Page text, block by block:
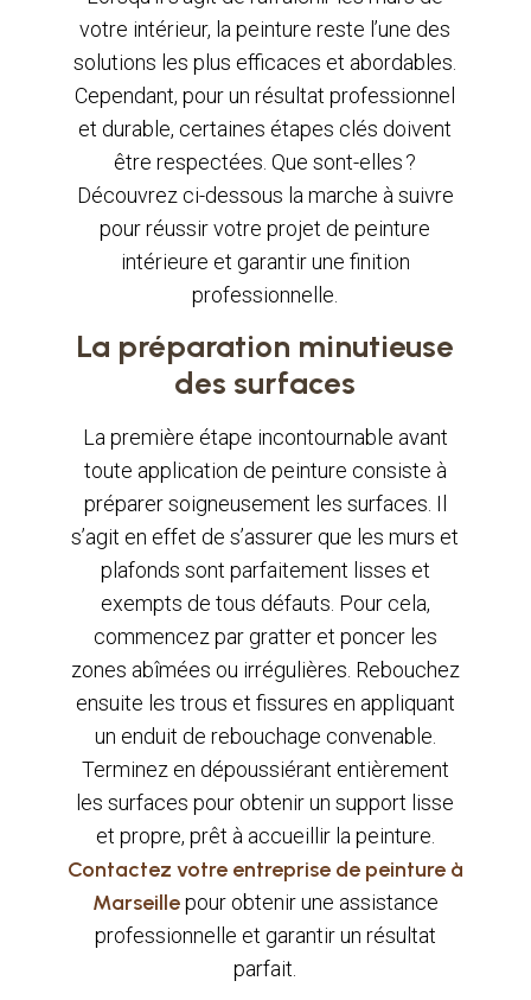
votre intérieur, la peinture reste l’une des
solutions les plus efficaces et abordables.
Cependant, pour un résultat professionnel
et durable, certaines étapes clés doivent
être respectées. Que sont-elles ?
Découvrez ci-dessous la marche à suivre
pour réussir votre projet de peinture
intérieure et garantir une finition
professionnelle.
La préparation minutieuse
des surfaces
La première étape incontournable avant
toute application de peinture consiste à
préparer soigneusement les surfaces. Il
s’agit en effet de s’assurer que les murs et
plafonds sont parfaitement lisses et
exempts de tous défauts. Pour cela,
commencez par gratter et poncer les
zones abîmées ou irrégulières. Rebouchez
ensuite les trous et fissures en appliquant
un enduit de rebouchage convenable.
Terminez en dépoussiérant entièrement
les surfaces pour obtenir un support lisse
et propre, prêt à accueillir la peinture.
Contactez votre entreprise de peinture à
Marseillepour obtenir une assistance
professionnelle et garantir un résultat
parfait.